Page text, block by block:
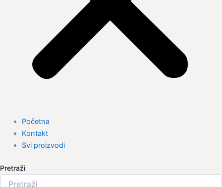
Početna
Kontakt
Svi proizvodi
Pretraži